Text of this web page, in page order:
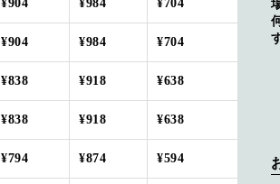
¥904 ¥984 ¥704
¥904 ¥984 ¥704
¥838 ¥918 ¥638
¥838 ¥918 ¥638
¥794 ¥874 ¥594